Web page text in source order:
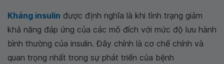
Kháng insulin được định nghĩa là khi tình trạng giảm
khả năng đáp ứng của các mô đích với mức độ lưu hành
bình thường của insulin. Đây chính là cơ chế chính và
quan trọng nhất trong sự phát triển của bệnh